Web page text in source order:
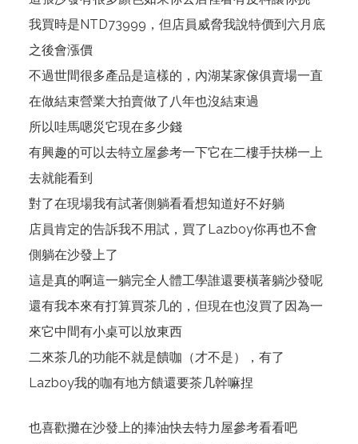
我買時是NTD73999，但店員威脅我說特價到六月底
之後會漲價
不過世間很多產品是這樣的，內湖某家傢俱賣場一直
在做結束營業大拍賣做了八年也沒結束過
所以哇馬嗯災它現在多少錢
有興趣的可以去特立屋參考一下它在二樓手扶梯一上
去就能看到
對了在現場我有試著側躺看看想知道好不好躺
店員肯定的告訴我不用試，買了Lazboy你再也不會
側躺在沙發上了
這是真的啊這一躺完全人體工學誰還要橫著躺沙發呢
還有我本來有打算買茶几的，但現在也沒買了因為一
來它中間有小桌可以放東西
二來茶几的功能不就是饋咖（才不是），有了
Lazboy我的咖有地方饋還要茶几幹嘛捏
也喜歡攤在沙發上的捧油快去特力屋參考看看吧